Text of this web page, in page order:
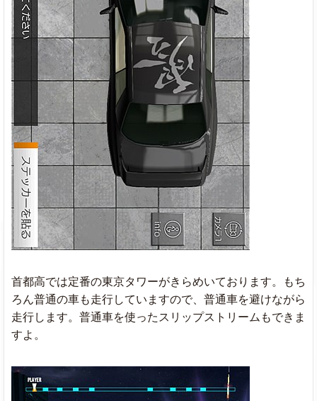
首都高では定番の東京タワーがきらめいております。もち
ろん普通の車も走行していますので、普通車を避けながら
走行します。普通車を使ったスリップストリームもできま
すよ。